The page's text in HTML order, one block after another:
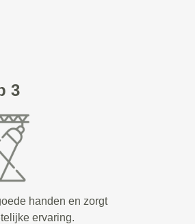
3
handen en zorgt
ervaring.